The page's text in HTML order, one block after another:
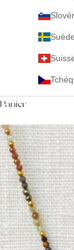
Panier